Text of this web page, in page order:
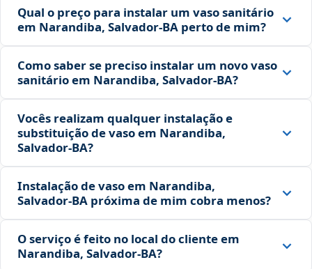
Qual o preço para instalar um vaso sanitário
em Narandiba, Salvador‑BA perto de mim?
Como saber se preciso instalar um novo vaso
sanitário em Narandiba, Salvador‑BA?
Vocês realizam qualquer instalação e
substituição de vaso em Narandiba,
Salvador‑BA?
Instalação de vaso em Narandiba,
Salvador‑BA próxima de mim cobra menos?
O serviço é feito no local do cliente em
Narandiba, Salvador‑BA?